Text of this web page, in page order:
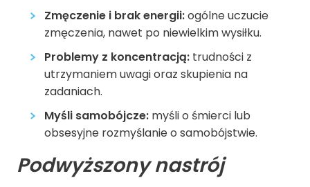
Zmęczenie i brak energii:ogólne uczucie
zmęczenia, nawet po niewielkim wysiłku.
Problemy z koncentracją: trudności z
utrzymaniem uwagi oraz skupienia na
zadaniach.
Myśli samobójcze: myśli o śmierci lub
obsesyjne rozmyślanie o samobójstwie.
Podwyższony nastrój